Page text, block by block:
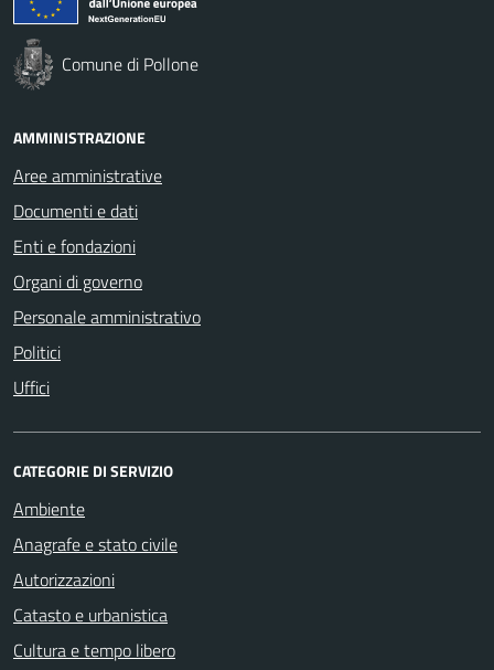
Comune di Pollone
AMMINISTRAZIONE
Aree amministrative
Documenti e dati
Enti e fondazioni
Organi di governo
Personale amministrativo
Politici
Uffici
CATEGORIE DI SERVIZIO
Ambiente
Anagrafe e stato civile
Autorizzazioni
Catasto e urbanistica
Cultura e tempo libero